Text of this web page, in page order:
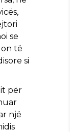
se
të
si
për
një